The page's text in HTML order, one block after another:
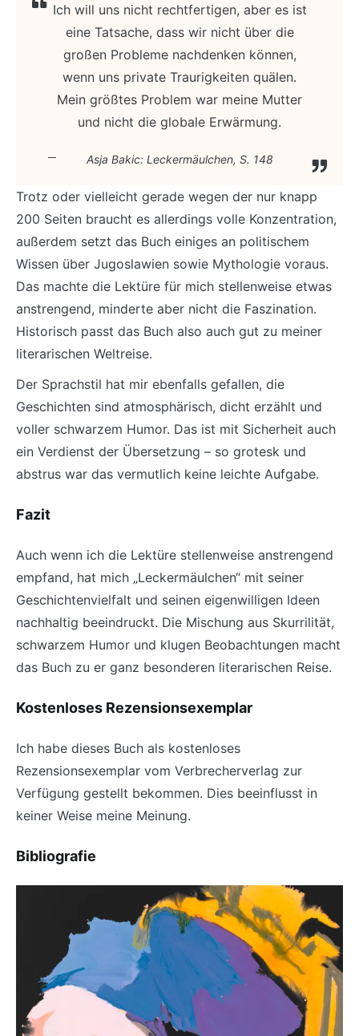
Ich will uns nicht rechtfertigen, aber es ist
eine Tatsache, dass wir nicht über die
großen Probleme nachdenken können,
wenn uns private Traurigkeiten quälen.
Mein größtes Problem war meine Mutter
und nicht die globale Erwärmung.
Asja Bakic: Leckermäulchen, S. 148
Trotz oder vielleicht gerade wegen der nur knapp
200 Seiten braucht es allerdings volle Konzentration,
außerdem setzt das Buch einiges an politischem
Wissen über Jugoslawien sowie Mythologie voraus.
Das machte die Lektüre für mich stellenweise etwas
anstrengend, minderte aber nicht die Faszination.
Historisch passt das Buch also auch gut zu meiner
literarischen Weltreise.
Der Sprachstil hat mir ebenfalls gefallen, die
Geschichten sind atmosphärisch, dicht erzählt und
voller schwarzem Humor. Das ist mit Sicherheit auch
ein Verdienst der Übersetzung – so grotesk und
abstrus war das vermutlich keine leichte Aufgabe.
Fazit
Auch wenn ich die Lektüre stellenweise anstrengend
empfand, hat mich „Leckermäulchen“ mit seiner
Geschichtenvielfalt und seinen eigenwilligen Ideen
nachhaltig beeindruckt. Die Mischung aus Skurrilität,
schwarzem Humor und klugen Beobachtungen macht
das Buch zu er ganz besonderen literarischen Reise.
Kostenloses Rezensionsexemplar
Ich habe dieses Buch als kostenloses
Rezensionsexemplar vom Verbrecherverlag zur
Verfügung gestellt bekommen. Dies beeinflusst in
keiner Weise meine Meinung.
Bibliografie